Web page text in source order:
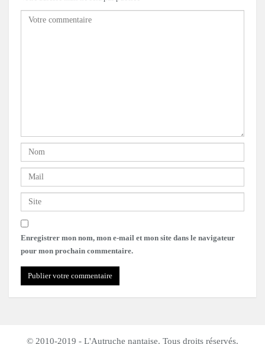
Enregistrer mon nom, mon e-mail et mon site dans le navigateur
pour mon prochain commentaire.
© 2010-2019 - L'Autruche nantaise. Tous droits réservés.